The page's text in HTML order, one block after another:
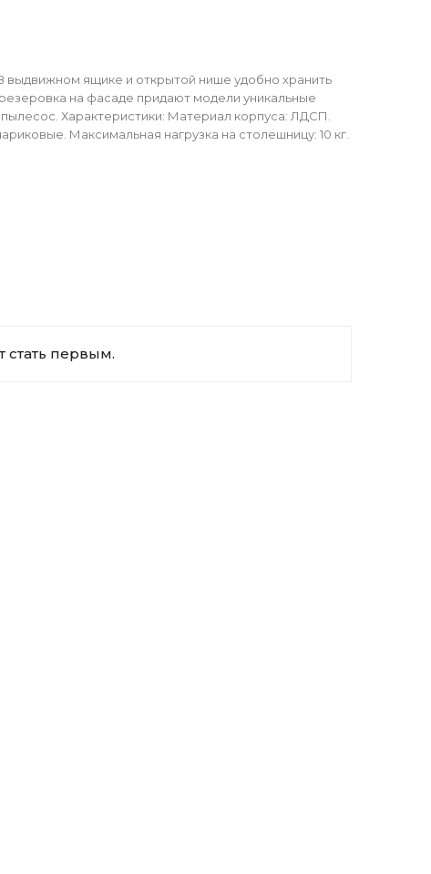
выдвижном ящике и открытой нише удобно хранить
на фасаде придают модели уникальные
Характеристики: Материал корпуса: ЛДСП.
Максимальная нагрузка на столешницу: 10 кг.
первым.